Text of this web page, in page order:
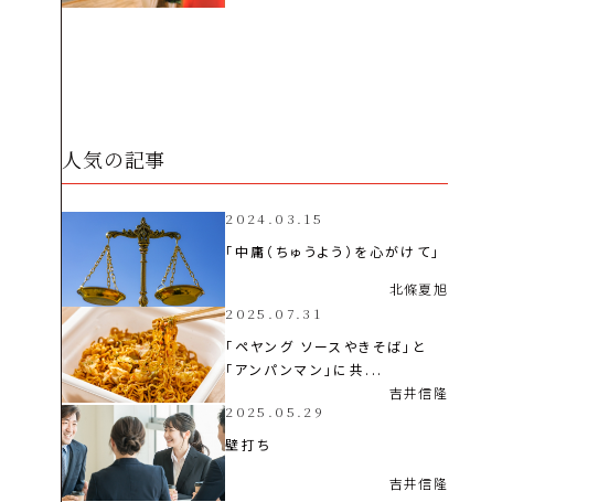
人気の記事
2024.03.15
「中庸（ちゅうよう）を心がけて」
北條夏旭
2025.07.31
「ペヤング ソースやきそば」と
「アンパンマン」に共...
吉井信隆
2025.05.29
壁打ち
吉井信隆